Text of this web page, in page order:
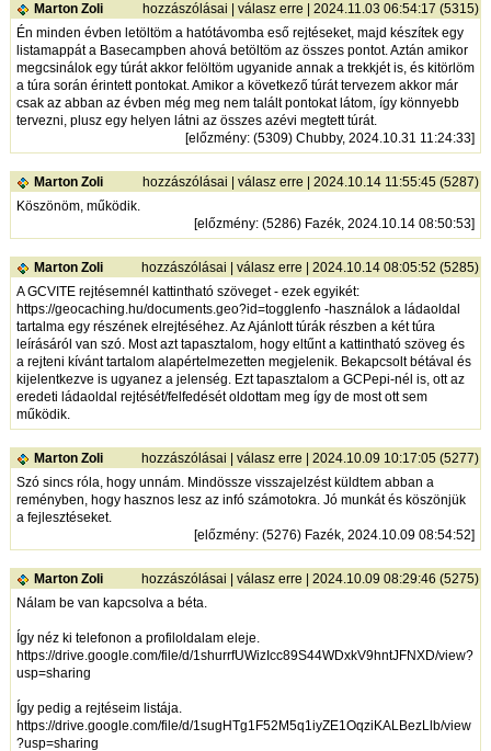
Marton Zoli hozzászólásai |válasz erre | 2024.11.03 06:54:17 (5315)
Én minden évben letöltöm a hatótávomba eső rejtéseket, majd készítek egy
listamappát a Basecampben ahová betöltöm az összes pontot. Aztán amikor
megcsinálok egy túrát akkor felöltöm ugyanide annak a trekkjét is, és kitörlöm
a túra során érintett pontokat. Amikor a következő túrát tervezem akkor már
csak az abban az évben még meg nem talált pontokat látom, így könnyebb
tervezni, plusz egy helyen látni az összes azévi megtett túrát.
[előzmény: (5309) Chubby, 2024.10.31 11:24:33]
Marton Zoli hozzászólásai |válasz erre | 2024.10.14 11:55:45 (5287)
Köszönöm, működik.
[előzmény: (5286) Fazék, 2024.10.14 08:50:53]
Marton Zoli hozzászólásai |válasz erre | 2024.10.14 08:05:52 (5285)
A GCVITE rejtésemnél kattintható szöveget - ezek egyikét:
https://geocaching.hu/documents.geo?id=togglenfo -használok a ládaoldal
tartalma egy részének elrejtéséhez. Az Ajánlott túrák részben a két túra
leírásáról van szó. Most azt tapasztalom, hogy eltűnt a kattintható szöveg és
a rejteni kívánt tartalom alapértelmezetten megjelenik. Bekapcsolt bétával és
kijelentkezve is ugyanez a jelenség. Ezt tapasztalom a GCPepi-nél is, ott az
eredeti ládaoldal rejtését/felfedését oldottam meg így de most ott sem
működik.
Marton Zoli hozzászólásai |válasz erre | 2024.10.09 10:17:05 (5277)
Szó sincs róla, hogy unnám. Mindössze visszajelzést küldtem abban a
reményben, hogy hasznos lesz az infó számotokra. Jó munkát és köszönjük
a fejlesztéseket.
[előzmény: (5276) Fazék, 2024.10.09 08:54:52]
Marton Zoli hozzászólásai |válasz erre | 2024.10.09 08:29:46 (5275)
Nálam be van kapcsolva a béta.
Így néz ki telefonon a profiloldalam eleje.
https://drive.google.com/file/d/1shurrfUWizIcc89S44WDxkV9hntJFNXD/view?
usp=sharing
Így pedig a rejtéseim listája.
https://drive.google.com/file/d/1sugHTg1F52M5q1iyZE1OqziKALBezLlb/view
?usp=sharing